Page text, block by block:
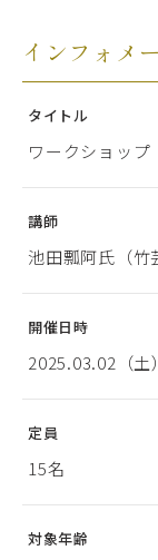
インフォメ
タイトル
ワークショップ
講師
池田瓢阿氏（竹
開催日時
2025.03.02（土
定員
15名
対象年齢